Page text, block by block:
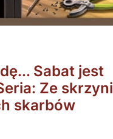
Sabat jest
Ze skrzyni
skarbów